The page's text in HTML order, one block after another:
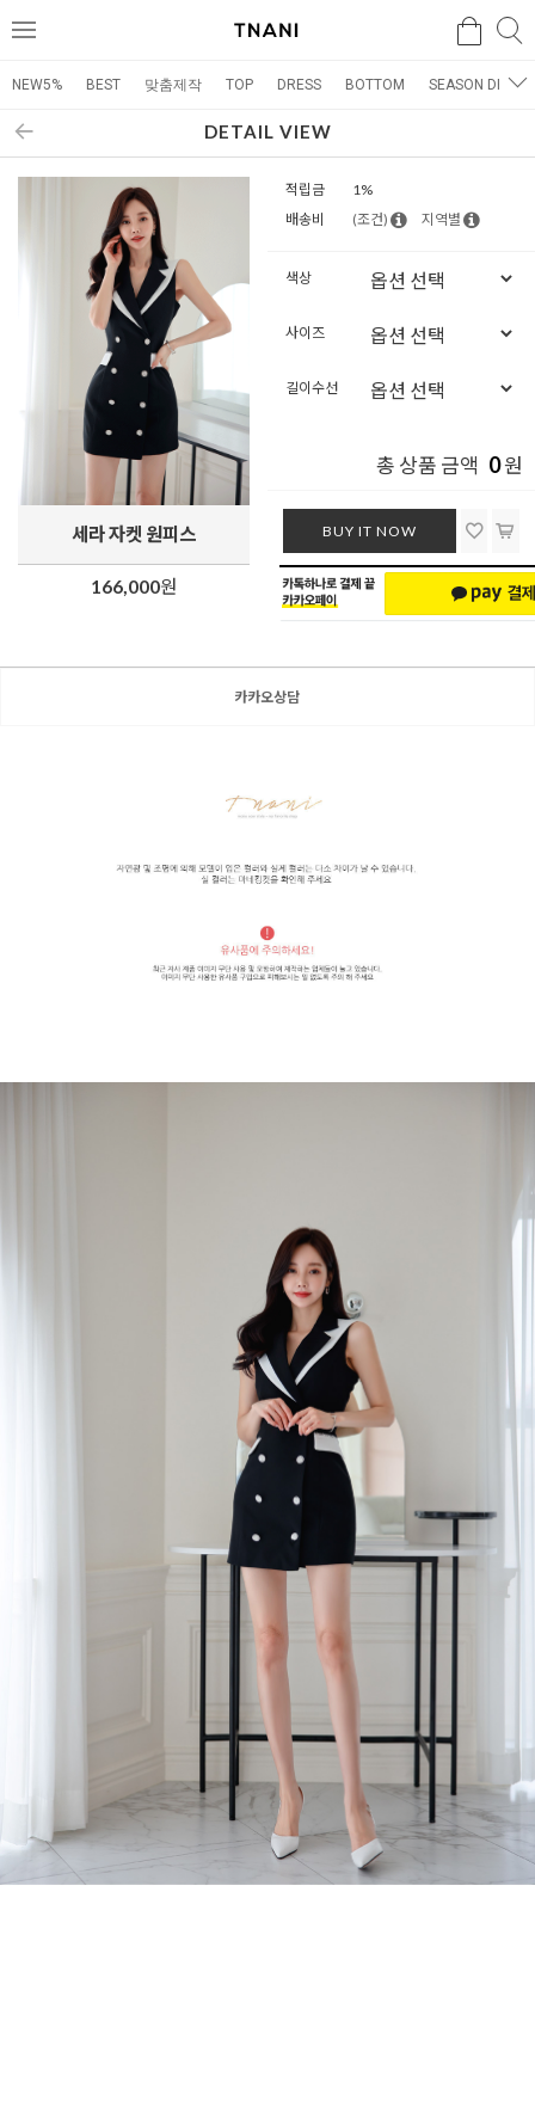
메
검색
NEW5% BEST 맞춤제작 TOP DRESS BOTTOM SEASON DRESS
DETAIL VIEW
세라 자켓 원피스
166,000원
적립금
1%
배송비
(조건) 지역별
색상
사이즈
길이수선
총 상품 금액 0원
BUY IT NOW
카카오상담